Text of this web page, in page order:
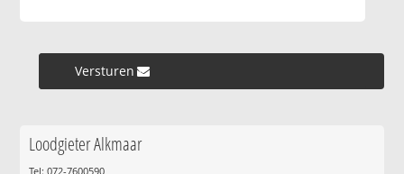
Versturen »
Loodgieter Alkmaar
Tel: 072-7600590